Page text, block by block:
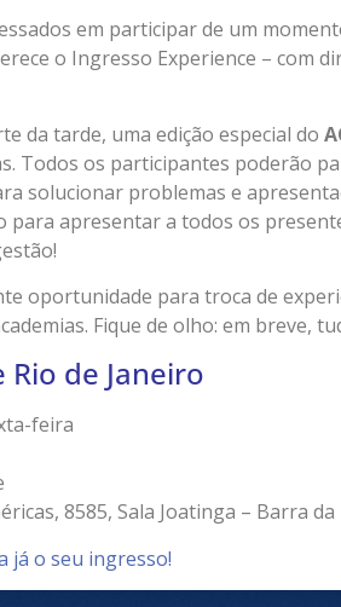
em participar de um
o Ingresso Experience – com
da tarde, uma edição especial do
Todos os participantes poderão
solucionar problemas e
para apresentar a todos os
oportunidade para troca de
Fique de olho: em breve,
Rio de Janeiro
feira
8585, Sala Joatinga – Barra da
já o seu ingresso!